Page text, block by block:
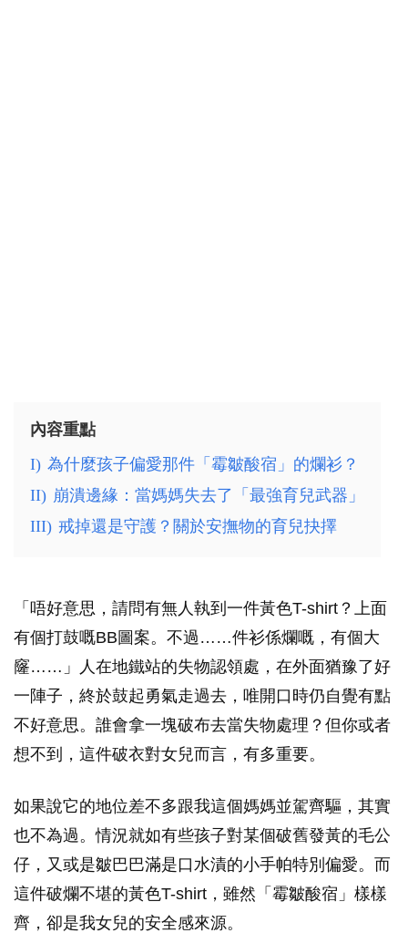
內容重點
I) 為什麼孩子偏愛那件「霉皺酸宿」的爛衫？
II) 崩潰邊緣：當媽媽失去了「最強育兒武器」
III) 戒掉還是守護？關於安撫物的育兒抉擇
「唔好意思，請問有無人執到一件黃色T-shirt？上面
有個打鼓嘅BB圖案。不過……件衫係爛嘅，有個大
窿……」人在地鐵站的失物認領處，在外面猶豫了好
一陣子，終於鼓起勇氣走過去，唯開口時仍自覺有點
不好意思。誰會拿一塊破布去當失物處理？但你或者
想不到，這件破衣對女兒而言，有多重要。
如果說它的地位差不多跟我這個媽媽並駕齊驅，其實
也不為過。情況就如有些孩子對某個破舊發黃的毛公
仔，又或是皺巴巴滿是口水漬的小手帕特別偏愛。而
這件破爛不堪的黃色T-shirt，雖然「霉皺酸宿」樣樣
齊，卻是我女兒的安全感來源。